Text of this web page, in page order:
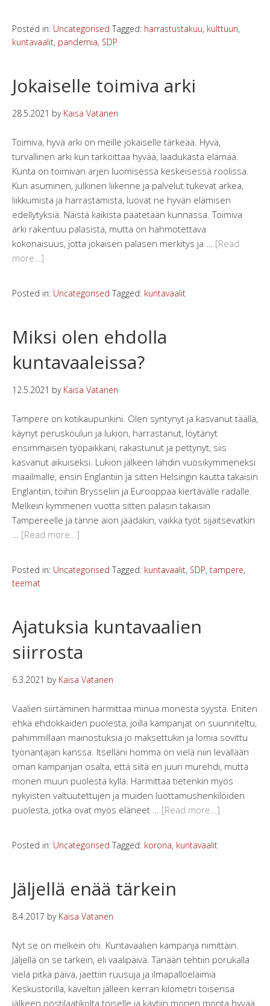
Posted in: Uncategorised Tagged: harrastustakuu, kulttuuri,
kuntavaalit, pandemia, SDP
Jokaiselle toimiva arki
28.5.2021 by Kaisa Vatanen
Toimiva, hyvä arki on meille jokaiselle tärkeää. Hyvä,
turvallinen arki kun tarkoittaa hyvää, laadukasta elämää.
Kunta on toimivan arjen luomisessa keskeisessä roolissa.
Kun asuminen, julkinen liikenne ja palvelut tukevat arkea,
liikkumista ja harrastamista, luovat ne hyvän elämisen
edellytyksiä. Näistä kaikista päätetään kunnassa. Toimiva
arki rakentuu palasista, mutta on hahmotettava
kokonaisuus, jotta jokaisen palasen merkitys ja … [Read
more…]
Posted in: Uncategorised Tagged: kuntavaalit
Miksi olen ehdolla
kuntavaaleissa?
12.5.2021 by Kaisa Vatanen
Tampere on kotikaupunkini. Olen syntynyt ja kasvanut täällä,
käynyt peruskoulun ja lukion, harrastanut, löytänyt
ensimmäisen työpaikkani, rakastunut ja pettynyt, siis
kasvanut aikuiseksi. Lukion jälkeen lähdin vuosikymmeneksi
maailmalle, ensin Englantiin ja sitten Helsingin kautta takaisin
Englantiin, töihin Brysseliin ja Eurooppaa kiertävälle radalle.
Melkein kymmenen vuotta sitten palasin takaisin
Tampereelle ja tänne aion jäädäkin, vaikka työt sijaitsevatkin
[Read more…]
Posted in: Uncategorised Tagged: kuntavaalit, SDP, tampere,
teemat
Ajatuksia kuntavaalien
siirrosta
6.3.2021 by Kaisa Vatanen
Vaalien siirtäminen harmittaa minua monesta syystä. Eniten
ehkä ehdokkaiden puolesta, joilla kampanjat on suunniteltu,
pahimmillaan mainostuksia jo maksettukin ja lomia sovittu
työnantajan kanssa. Itselläni homma on vielä niin levällään
oman kampanjan osalta, että siitä en juuri murehdi, mutta
monen muun puolesta kyllä. Harmittaa tietenkin myös
nykyisten valtuutettujen ja muiden luottamushenkilöiden
puolesta, jotka ovat myös eläneet … [Read more…]
Posted in: Uncategorised Tagged: korona, kuntavaalit
Jäljellä enää tärkein
8.4.2017 by Kaisa Vatanen
Nyt se on melkein ohi. Kuntavaalien kampanja nimittäin.
Jäljellä on se tärkein, eli vaalipäivä. Tänään tehtiin porukalla
vielä pitkä päivä, jaettiin ruusuja ja ilmapalloeläimiä
Keskustorilla, käveltiin jälleen kerran kilometri toisensa
jälkeen postilaatikolta toiselle ja käytiin monen monta hyvää